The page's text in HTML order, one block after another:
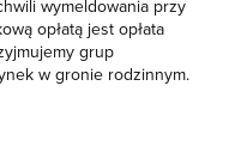
wymeldowania przy
opłatą jest opłata
grup
w gronie rodzinnym.